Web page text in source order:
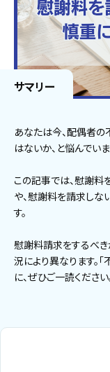
サマリー
あなたは今、配偶者
はないか、と悩んでい
この記事では、慰謝
や、慰謝料を請求しな
す。
慰謝料請求をするべ
況により異なります。
に、ぜひご一読ください